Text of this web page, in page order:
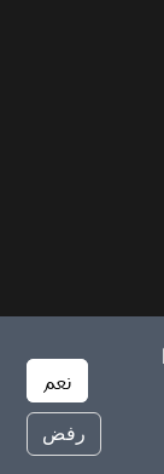
الخصوصية
نعم
رفض